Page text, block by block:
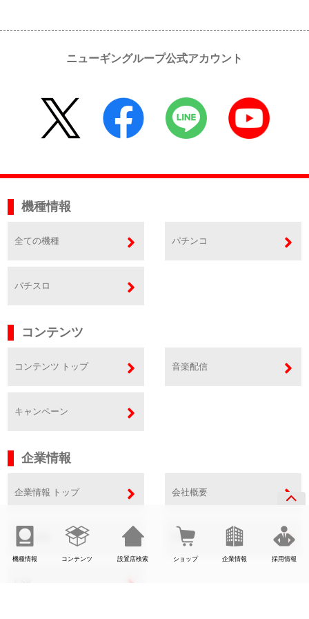
機種情報 コンテンツ 設置店検索 ショップ 企業情報 採用情報
ニューギングループ公式アカウント
機種情報
全ての機種 パチンコ
パチスロ
コンテンツ
コンテンツ トップ 音楽配信
キャンペーン
企業情報
企業情報 トップ 会社概要
事業内容 SDGs